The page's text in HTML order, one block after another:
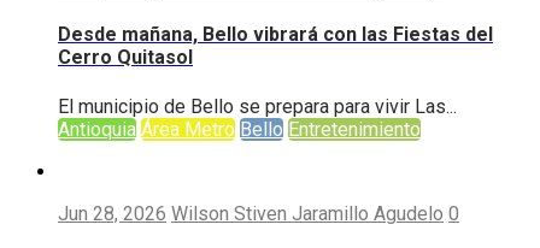
Desde mañana, Bello vibrará con las Fiestas del
Cerro Quitasol
El municipio de Bello se prepara para vivir Las...
Antioquia Área Metro Bello Entretenimiento
Jun 28, 2026 Wilson Stiven Jaramillo Agudelo 0